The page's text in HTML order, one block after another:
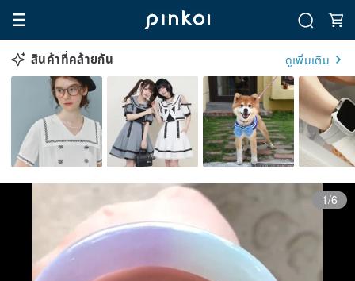
สินค้าที่คล้ายกัน ดูเพิ่มเติม
1/6